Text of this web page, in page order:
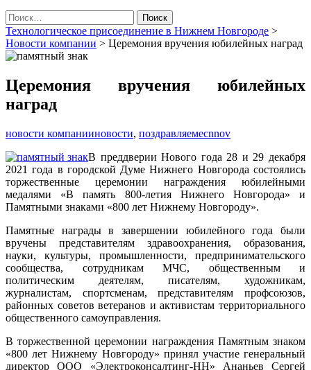
Найти:
Технологическое присоединение в Нижнем Новгороде >
Новости компании > Церемония вручения юбилейных наград
Церемония вручения юбилейных
наград
новости компанииновости, поздравляемecnnov
В преддверии Нового года 28 и 29 декабря
2021 года в городской Думе Нижнего Новгорода состоялись
торжественные церемонии награждения юбилейными
медалями «В память 800-летия Нижнего Новгорода» и
Памятными знаками «800 лет Нижнему Новгороду».
Памятные награды в завершении юбилейного года были
вручены представителям здравоохранения, образования,
науки, культуры, промышленности, предпринимательского
сообщества, сотрудникам МЧС, общественным и
политическим деятелям, писателям, художникам,
журналистам, спортсменам, представителям профсоюзов,
районных советов ветеранов и активистам территориального
общественного самоуправления.
В торжественной церемонии награждения Памятным знаком
«800 лет Нижнему Новгороду» принял участие генеральный
директор ООО «Электроконсалтинг-НН» Ананьев Сергей